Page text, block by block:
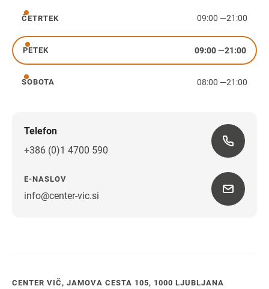
četrtek
ČETRTEK 09:00 —21:00
petek
PETEK 09:00—21:00
sobota
SOBOTA 08:00 —21:00
Telefon
+386 (0)1 4700 590
E-NASLOV
info@center-vic.si
CENTER VIČ, JAMOVA CESTA 105, 1000 LJUBLJANA